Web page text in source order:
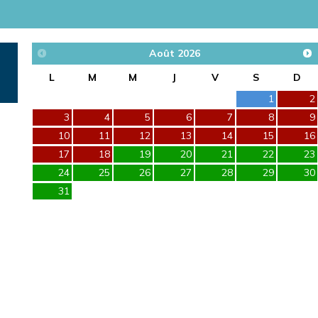
Août 2026
L
M M J V S
D
1
2
3
4 5 6 7 8
9
10
11 12 13 14 15
16
17
18 19 20 21 22
23
24
25 26 27 28 29
30
31